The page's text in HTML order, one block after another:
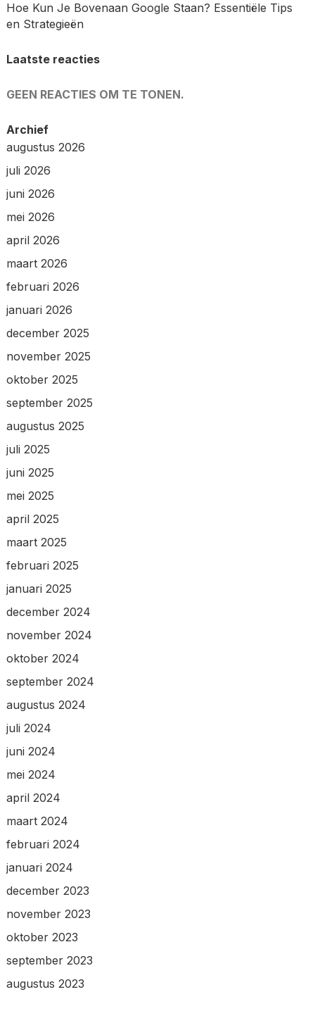
Hoe Kun Je Bovenaan Google Staan? Essentiële Tips
en Strategieën
Laatste reacties
GEEN REACTIES OM TE TONEN.
Archief
augustus 2026
juli 2026
juni 2026
mei 2026
april 2026
maart 2026
februari 2026
januari 2026
december 2025
november 2025
oktober 2025
september 2025
augustus 2025
juli 2025
juni 2025
mei 2025
april 2025
maart 2025
februari 2025
januari 2025
december 2024
november 2024
oktober 2024
september 2024
augustus 2024
juli 2024
juni 2024
mei 2024
april 2024
maart 2024
februari 2024
januari 2024
december 2023
november 2023
oktober 2023
september 2023
augustus 2023